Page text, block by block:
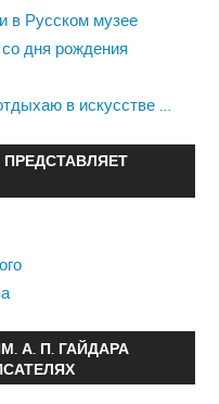
в Русском музее
дня рождения
в искусстве …
А. П. ГАЙДАРА